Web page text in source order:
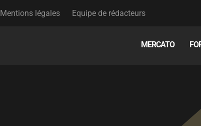
Mentions légales Equipe de rédacteurs
MERCATO